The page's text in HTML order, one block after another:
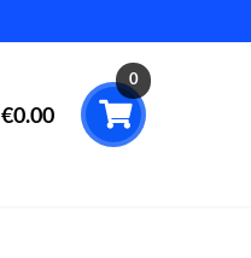
€0.00
0